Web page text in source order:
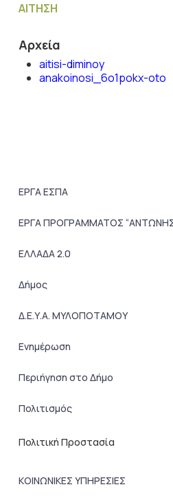
ΑΙΤΗΣΗ
Αρχεία
aitisi-diminoy
anakoinosi_6o1pokx-oto
ΕΡΓΑ ΕΣΠΑ
ΕΡΓΑ ΠΡΟΓΡΑΜΜΑΤΟΣ “ΑΝΤΩΝΗΣ
ΕΛΛΑΔΑ 2.0
Δήμος
Δ.Ε.Υ.Α. ΜΥΛΟΠΟΤΑΜΟΥ
Ενημέρωση
Περιήγηση στο Δήμο
Πολιτισμός
Πολιτική Προστασία
ΚΟΙΝΩΝΙΚΕΣ ΥΠΗΡΕΣΙΕΣ